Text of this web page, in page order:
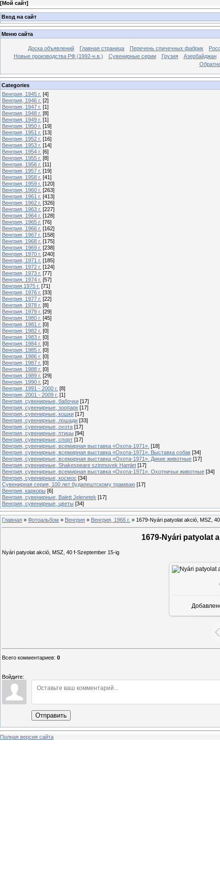
[Мой сайт]
Вход на сайт
Меню сайта
Доска объявлений Главная страница Перечень спичечных фабрик
Новые производства РФ (1992-н.в.)
Сувенирные серии Грузия
Азербайджан
Categories
Венгрия, 1945 г. [4]
Венгрия, 1946 г. [2]
Венгрия, 1947 г. [1]
Венгрия, 1948 г. [8]
Венгрия, 1949 г. [1]
Венгрия, 1950 г. [19]
Венгрия, 1951 г. [13]
Венгрия, 1952 г. [16]
Венгрия, 1953 г. [14]
Венгрия, 1954 г. [6]
Венгрия, 1955 г. [8]
Венгрия, 1956 г. [11]
Венгрия, 1957 г. [19]
Венгрия, 1958 г. [41]
Венгрия, 1959 г. [120]
Венгрия, 1960 г. [263]
Венгрия, 1961 г. [413]
Венгрия, 1962 г. [326]
Венгрия, 1963 г. [227]
Венгрия, 1964 г. [128]
Венгрия, 1965 г. [76]
Венгрия, 1966 г. [162]
Венгрия, 1967 г. [158]
Венгрия, 1968 г. [175]
Венгрия, 1969 г. [238]
Венгрия, 1970 г. [240]
Венгрия, 1971 г. [185]
Венгрия, 1972 г. [124]
Венгрия, 1973 г. [77]
Венгрия. 1974 г. [57]
Венгрия,1975 г. [71]
Венгрия, 1976 г. [33]
Венгрия, 1977 г. [22]
Венгрия, 1978 г. [8]
Венгрия, 1979 г. [29]
Венгрия, 1980 г. [45]
Венгрия, 1981 г. [0]
Венгрия, 1982 г. [0]
Венгрия, 1983 г. [0]
Венгрия, 1984 г. [0]
Венгрия, 1985 г. [0]
Венгрия, 1986 г. [0]
Венгрия, 1987 г. [0]
Венгрия, 1988 г. [0]
Венгрия, 1989 г. [29]
Венгрия, 1990 г. [2]
Венгрия, 1991 - 2000 г. [8]
Венгрия, 2001 - 2009 г. [1]
Венгрия, сувенирные, бабочки [17]
Венгрия, сувенирные, зоопарк [17]
Венгрия, сувенирные, кошки [17]
Венгрия, сувенирные, лошади [33]
Венгрия, сувенирные, охота [17]
Венгрия, сувенирные, птицы [94]
Венгрия, сувенирные, спорт [17]
Венгрия, сувенирные, всемирная выставка «Охота-1971». [18]
Венгрия, сувенирные, всемирная выставка «Охота-1971». Выставка собак [34]
Венгрия, сувенирные, всемирная выставка «Охота-1971». Дикие животные [17]
Венгрия, сувенирные, Shakespeare szinmuvek Hamlet [17]
Венгрия, сувенирные, всемирная выставка «Охота-1971». Охотничьи животные [34]
Венгрия, сувенирные, космос [34]
Сувенирная серия, 100 лет будапештскому трамваю [17]
Венгрия, каркоры [6]
Венгрия, сувенирные, Balett Jelenetek [17]
Венгрия, сувенирные, цветы [34]
Главная » Фотоальбом » Венгрия » Венгрия, 1966 г. » 1679-Nyári patyolat akció, MSZ,
1679-Nyári patyolat
Nyári patyolat akció, MSZ, 40 f-Szeptember 15-ig
Всего комментариев: 0
Войдите:
Отправить
Полная версия сайта